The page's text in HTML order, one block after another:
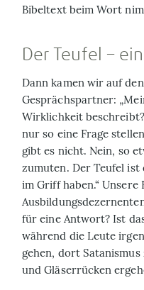
Bibeltext beim Wort
Der Teufel –
Dann kamen wir auf
Gesprächspartner:
Wirklichkeit
nur so eine Frage
gibt es nicht. Nein, so
zumuten. Der Teufel
im Griff haben.“
für eine Antwort? Ist
während die Leute
gehen, dort
und Gläserrücken